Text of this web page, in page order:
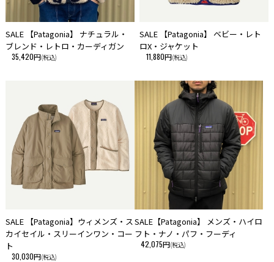
SALE 【Patagonia】 ナチュラル・
ブレンド・レトロ・カーディガン
35,420円(税込)
SALE 【Patagonia】 ベビー・レト
ロX・ジャケット
11,880円(税込)
SALE 【Patagonia】ウィメンズ・ス
カイセイル・スリーインワン・コー
ト
30,030円(税込)
SALE【Patagonia】 メンズ・ハイロ
フト・ナノ・パフ・フーディ
42,075円(税込)